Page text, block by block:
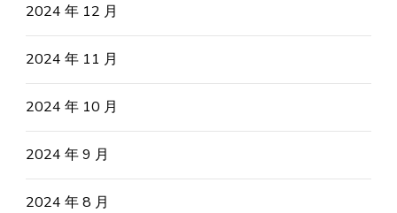
2024 年 12 月
2024 年 11 月
2024 年 10 月
2024 年 9 月
2024 年 8 月